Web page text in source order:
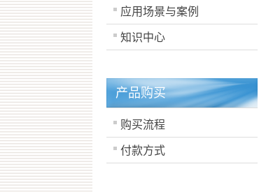
应用场景与案例
知识中心
产品购买
购买流程
付款方式